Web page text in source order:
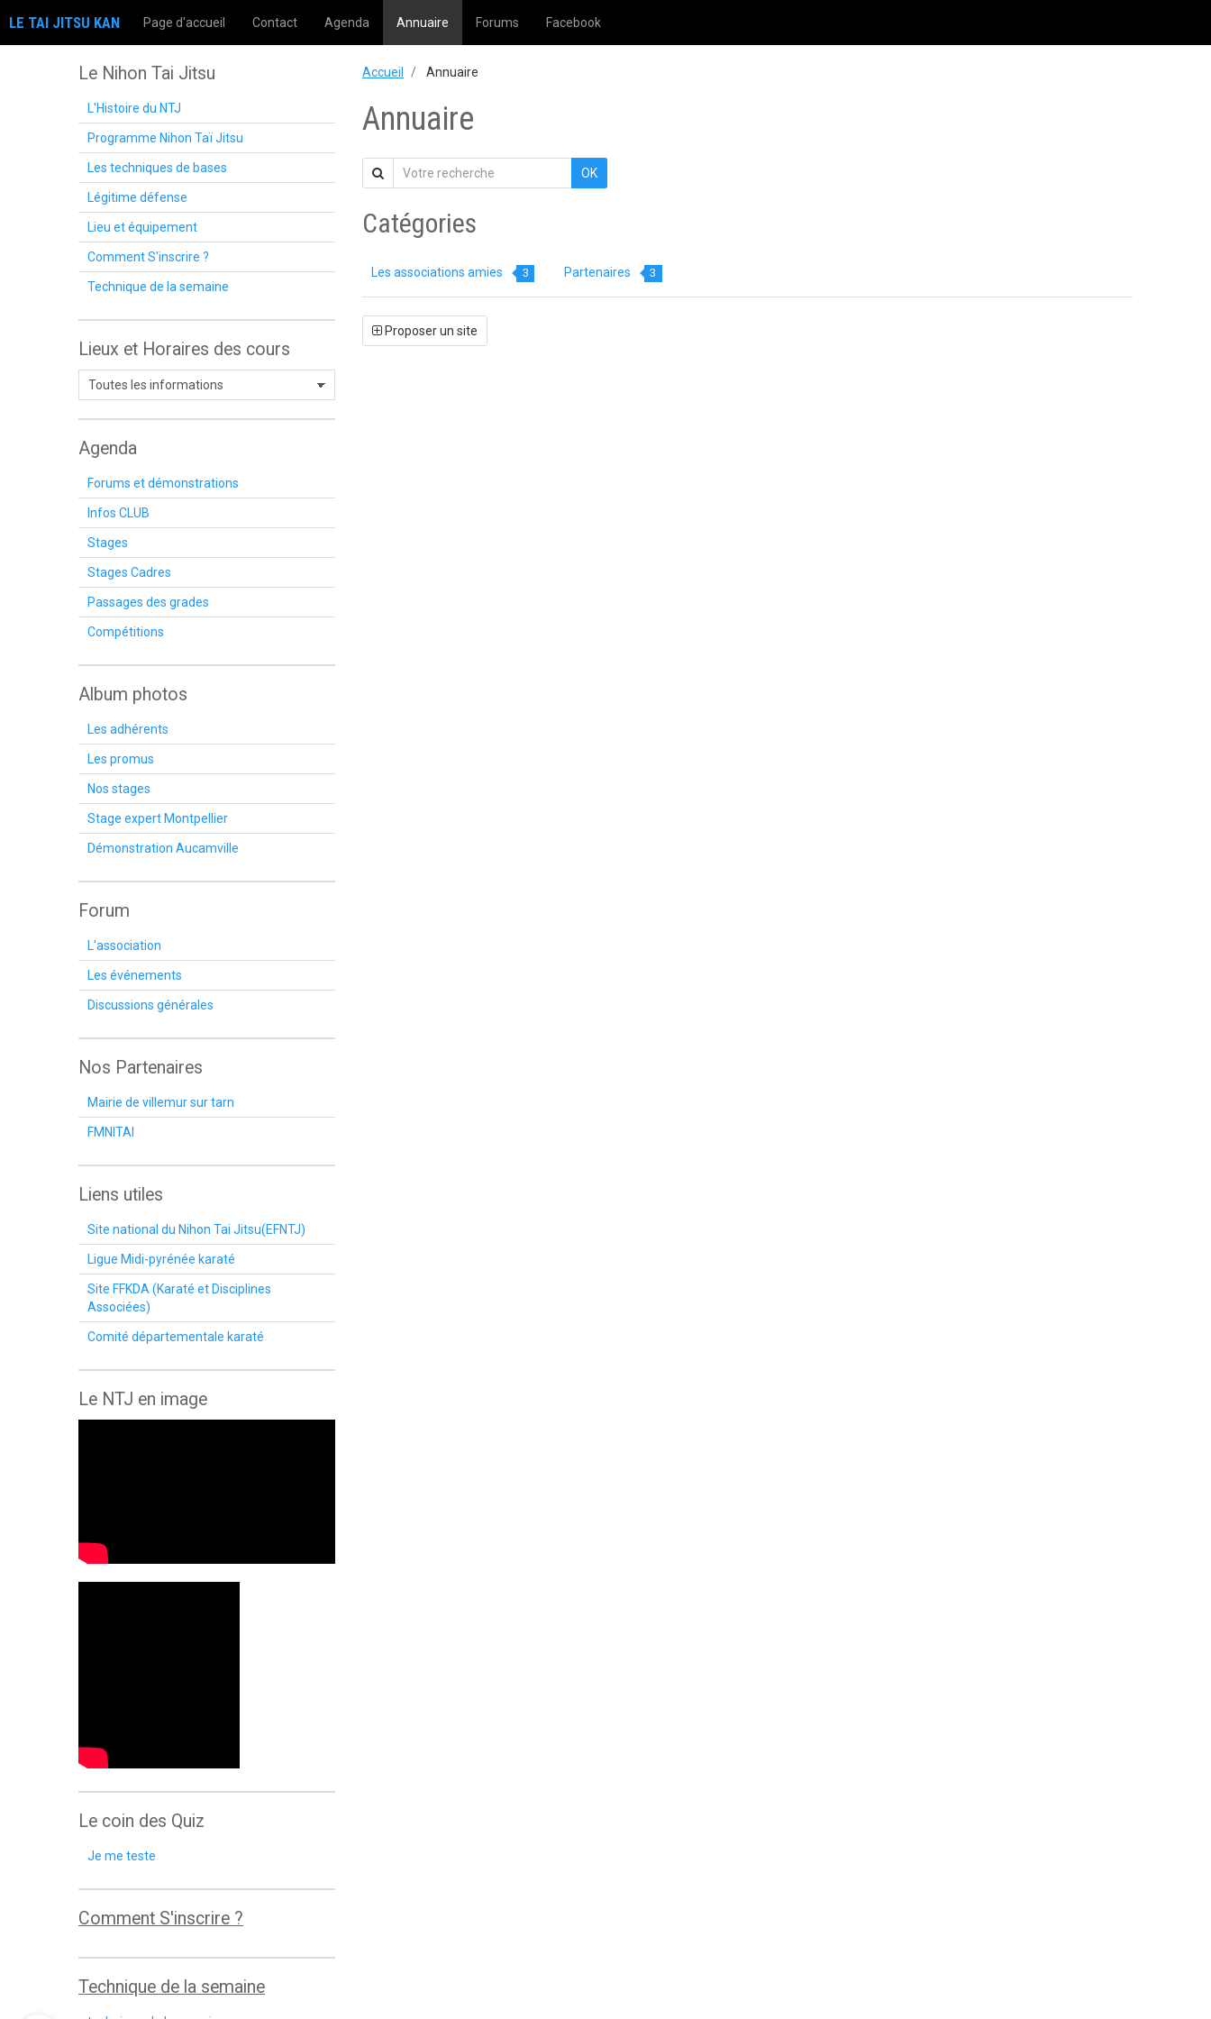
LE TAI JITSU KAN Page d'accueil Contact Agenda Annuaire Forums Facebook
Accueil Annuaire
Annuaire
OK
Catégories
Les associations amies 3 Partenaires 3
Proposer un site
Le Nihon Tai Jitsu
L'Histoire du NTJ
Programme Nihon Taï Jitsu
Les techniques de bases
Légitime défense
Lieu et équipement
Comment S'inscrire ?
Technique de la semaine
Lieux et Horaires des cours
Agenda
Forums et démonstrations
Infos CLUB
Stages
Stages Cadres
Passages des grades
Compétitions
Album photos
Les adhérents
Les promus
Nos stages
Stage expert Montpellier
Démonstration Aucamville
Forum
L'association
Les événements
Discussions générales
Nos Partenaires
Mairie de villemur sur tarn
FMNITAI
Liens utiles
Site national du Nihon Tai Jitsu(EFNTJ)
Ligue Midi-pyrénée karaté
Site FFKDA (Karaté et Disciplines
Associées)
Comité départementale karaté
Le NTJ en image
Le coin des Quiz
Je me teste
Comment S'inscrire ?
Technique de la semaine